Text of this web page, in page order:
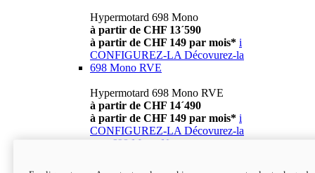
Hypermotard 698 Mono
à partir de CHF 13´590
à partir de CHF 149 par mois* i
CONFIGUREZ-LA Décovurez-la
698 Mono RVE
Hypermotard 698 Mono RVE
à partir de CHF 14´490
à partir de CHF 149 par mois* i
CONFIGUREZ-LA Décovurez-la
698 Mono Nera
Hypermotard 698 Mono Nera